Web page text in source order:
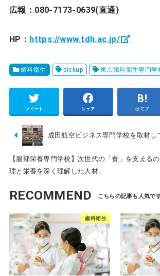
広報：080-7173-0639(直通)
HP： https://www.tdh.ac.jp/
歯科衛生 pickup 東京歯科衛生専門学
ツイート シェア はてブ
成田航空ビジネス専門学校を取材し
【服部栄養専門学校】次世代の「食」を支える
理と栄養を深く理解した人材。
RECOMMEND
歯科衛生